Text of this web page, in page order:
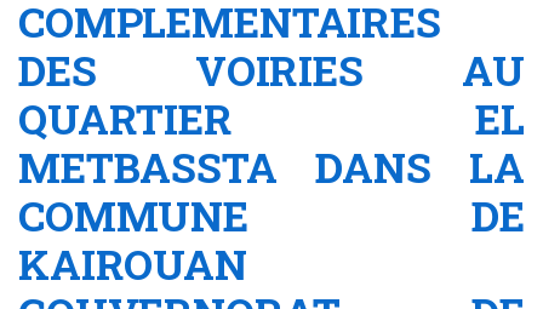
COMPLEMENTAIRES
DES VOIRIES AU
QUARTIER EL
METBASSTA DANS LA
COMMUNE DE
KAIROUAN